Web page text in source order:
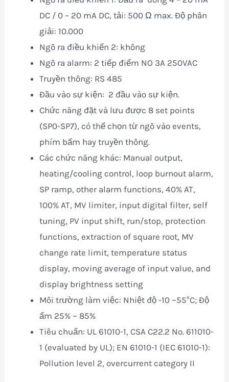
DC / 0 – 20 mA DC, tải: 500 Ω max. Độ phân
giải: 10.000
Ngõ ra điều khiển 2: không
Ngõ ra alarm: 2 tiếp điểm NO 3A 250VAC
Truyền thông: RS 485
Đầu vào sự kiện: 2 đầu vào sự kiện.
Chức năng đặt và lưu được 8 set points
(SP0-SP7), có thể chọn từ ngõ vào events,
phím bấm hay truyền thông.
Các chức năng khác: Manual output,
heating/cooling control, loop burnout alarm,
SP ramp, other alarm functions, 40% AT,
100% AT, MV limiter, input digital filter, self
tuning, PV input shift, run/stop, protection
functions, extraction of square root, MV
change rate limit, temperature status
display, moving average of input value, and
display brightness setting
Môi trường làm việc: Nhiệt độ -10 ~55°C; Độ
ẩm 25% ~ 85%
Tiêu chuẩn: UL 61010-1, CSA C22.2 No. 611010-
1 (evaluated by UL); EN 61010-1 (IEC 61010-1):
Pollution level 2, overcurrent category II